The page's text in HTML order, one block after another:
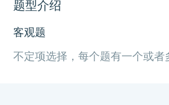
题型介绍
客观题
不定项选择，每个题有一个或者